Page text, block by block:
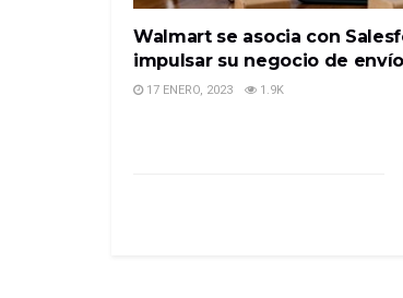
Walmart se asocia con
impulsar su negocio de envío
17 ENERO, 2023 1.9K